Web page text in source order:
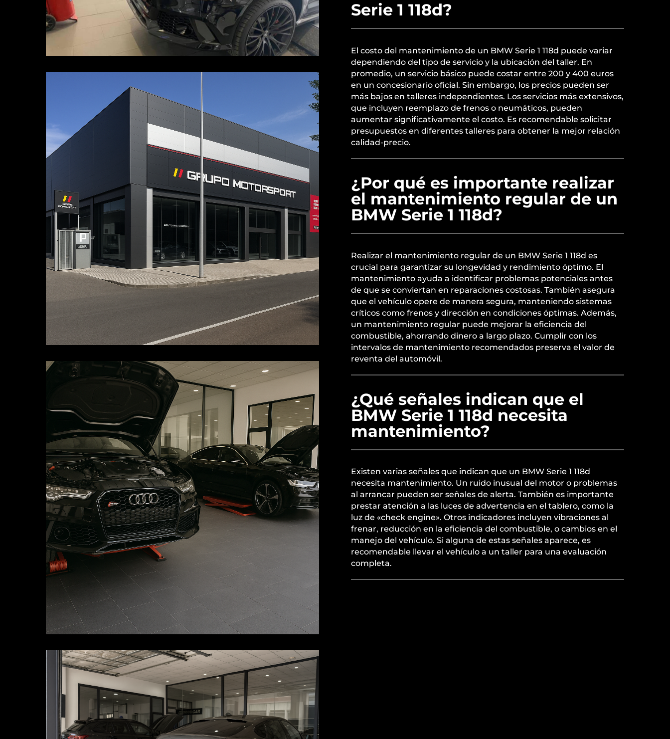
Serie 1 118d?
El costo del mantenimiento de un BMW Serie 1 118d puede variar
dependiendo del tipo de servicio y la ubicación del taller. En
promedio, un servicio básico puede costar entre 200 y 400 euros
en un concesionario oficial. Sin embargo, los precios pueden ser
más bajos en talleres independientes. Los servicios más extensivos,
que incluyen reemplazo de frenos o neumáticos, pueden
aumentar significativamente el costo. Es recomendable solicitar
presupuestos en diferentes talleres para obtener la mejor relación
calidad-precio.
¿Por qué es importante realizar
el mantenimiento regular de un
BMW Serie 1 118d?
Realizar el mantenimiento regular de un BMW Serie 1 118d es
crucial para garantizar su longevidad y rendimiento óptimo. El
mantenimiento ayuda a identificar problemas potenciales antes
de que se conviertan en reparaciones costosas. También asegura
que el vehículo opere de manera segura, manteniendo sistemas
críticos como frenos y dirección en condiciones óptimas. Además,
un mantenimiento regular puede mejorar la eficiencia del
combustible, ahorrando dinero a largo plazo. Cumplir con los
intervalos de mantenimiento recomendados preserva el valor de
reventa del automóvil.
¿Qué señales indican que el
BMW Serie 1 118d necesita
mantenimiento?
Existen varias señales que indican que un BMW Serie 1 118d
necesita mantenimiento. Un ruido inusual del motor o problemas
al arrancar pueden ser señales de alerta. También es importante
prestar atención a las luces de advertencia en el tablero, como la
luz de «check engine». Otros indicadores incluyen vibraciones al
frenar, reducción en la eficiencia del combustible, o cambios en el
manejo del vehículo. Si alguna de estas señales aparece, es
recomendable llevar el vehículo a un taller para una evaluación
completa.